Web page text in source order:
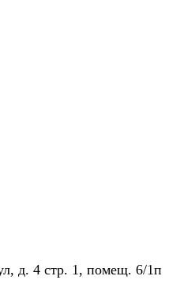
д. 4 стр. 1, помещ. 6/1п